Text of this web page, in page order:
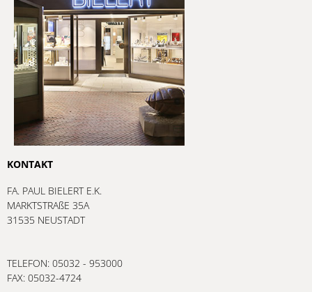
KONTAKT
FA. PAUL BIELERT E.K.
MARKTSTRAßE 35A
31535 NEUSTADT
TELEFON: 05032 - 953000
FAX: 05032-4724